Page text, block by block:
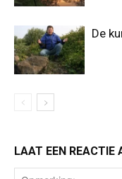
De
LAAT EEN REACTIE